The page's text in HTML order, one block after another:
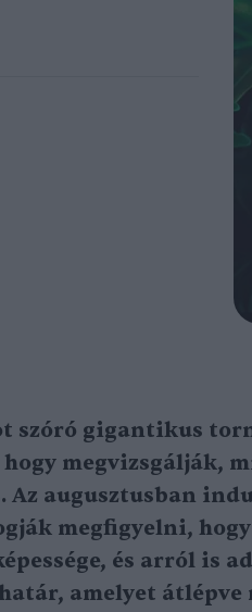
szóró gigantikus
megvizsgálják,
Az augusztusban
megfigyelni,
és arról is
amelyet átlépve